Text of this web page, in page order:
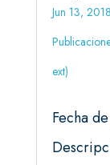
Jun 13, 2018
ext)
Fecha